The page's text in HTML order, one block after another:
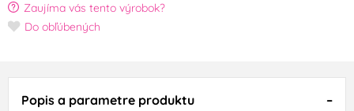
Zaujíma vás tento výrobok?
Do obľúbených
Popis a parametre produktu